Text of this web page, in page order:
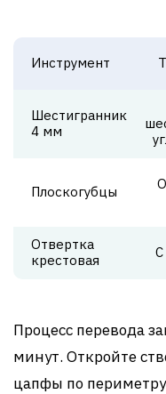
Инструмент
Шестигранник
4 мм
Плоскогубцы
Отвертка
крестовая
С
Процесс перевода
минут. Откройте
цапфы по